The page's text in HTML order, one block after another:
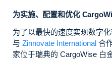
为实施、配置和优化
为了以最快的速度实现数字
与 Zinnovate International 合
家位于瑞典的 CargoWise 白